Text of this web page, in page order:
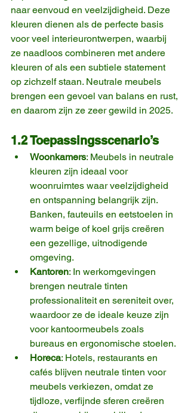
naar eenvoud en veelzijdigheid. Deze
kleuren dienen als de perfecte basis
voor veel interieurontwerpen, waarbij
ze naadloos combineren met andere
kleuren of als een subtiele statement
op zichzelf staan. Neutrale meubels
brengen een gevoel van balans en rust,
en daarom zijn ze zeer gewild in 2025.
1.2 Toepassingsscenario’s
Woonkamers: Meubels in neutrale
kleuren zijn ideaal voor
woonruimtes waar veelzijdigheid
en ontspanning belangrijk zijn.
Banken, fauteuils en eetstoelen in
warm beige of koel grijs creëren
een gezellige, uitnodigende
omgeving.
Kantoren: In werkomgevingen
brengen neutrale tinten
professionaliteit en sereniteit over,
waardoor ze de ideale keuze zijn
voor kantoormeubels zoals
bureaus en ergonomische stoelen.
Horeca: Hotels, restaurants en
cafés blijven neutrale tinten voor
meubels verkiezen, omdat ze
tijdloze, verfijnde sferen creëren